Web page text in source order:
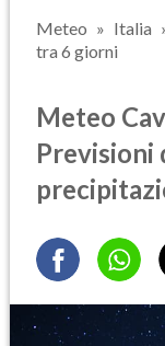
Meteo Italia
tra 6 giorni
Meteo
Previsioni